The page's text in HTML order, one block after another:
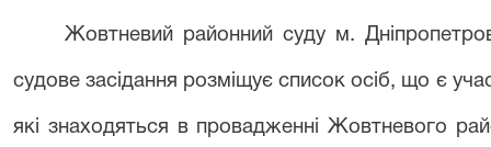
Жовтневий районний суду м.
судове засідання розміщує список осіб, що є
які знаходяться в провадженніЖовтневого